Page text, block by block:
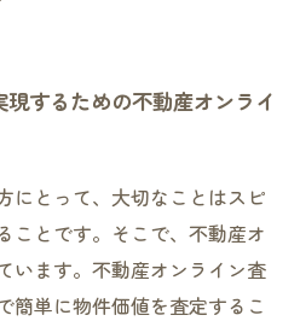
するための不動産オンライ
にとって、大切なことはスピ
ことです。そこで、不動産オ
います。不動産オンライン査
簡単に物件価値を査定するこ